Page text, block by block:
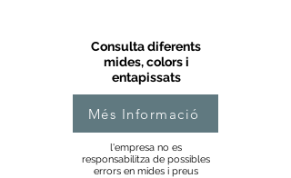
Consulta diferents
mides, colors i
entapissats
Més Informació
l'empresa no es
responsabilitza de possibles
errors en mides i preus